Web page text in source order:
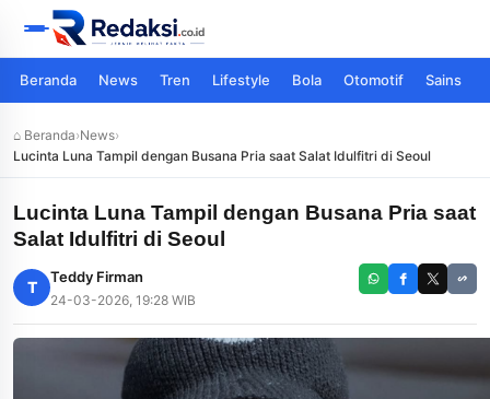
Beranda News Tren Lifestyle Bola Otomotif Sains
⌂ Beranda›News›
Lucinta Luna Tampil dengan Busana Pria saat Salat Idulfitri di Seoul
Lucinta Luna Tampil dengan Busana Pria saat
Salat Idulfitri di Seoul
T
Teddy Firman
24-03-2026, 19:28 WIB